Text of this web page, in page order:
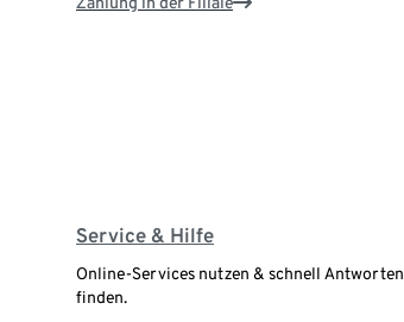
Service & Hilfe
Online-Services nutzen & schnell Antworten
finden.